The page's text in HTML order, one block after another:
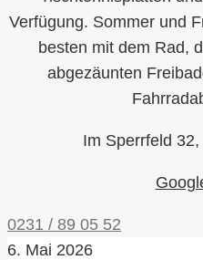
Verfügung. Sommer und
besten mit dem Rad,
abgezäunten
Im Sperrfeld
0231 / 89 05 52
6. Mai 2026